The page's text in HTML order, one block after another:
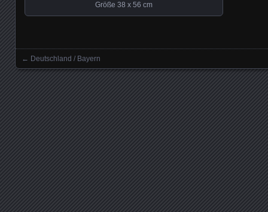
Größe 38 x 56 cm
Beitrag Navigation
← Deutschland / Bayern